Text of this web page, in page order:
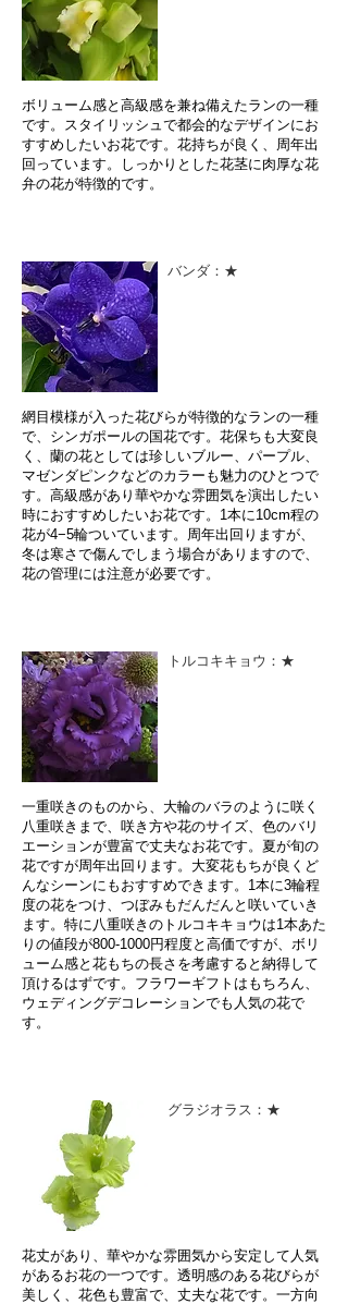
ボリューム感と高級感を兼ね備えたランの一種
です。スタイリッシュで都会的なデザインにお
すすめしたいお花です。花持ちが良く、周年出
回っています。しっかりとした花茎に肉厚な花
弁の花が特徴的です。
バンダ：★
網目模様が入った花びらが特徴的なランの一種
で、シンガポールの国花です。花保ちも大変良
く、蘭の花としては珍しいブルー、パープル、
マゼンダピンクなどのカラーも魅力のひとつで
す。高級感があり華やかな雰囲気を演出したい
時におすすめしたいお花です。1本に10cm程の
花が4−5輪ついています。周年出回りますが、
冬は寒さで傷んでしまう場合がありますので、
花の管理には注意が必要です。
トルコキキョウ：★
一重咲きのものから、大輪のバラのように咲く
八重咲きまで、咲き方や花のサイズ、色のバリ
エーションが豊富で丈夫なお花です。夏が旬の
花ですが周年出回ります。大変花もちが良くど
んなシーンにもおすすめできます。1本に3輪程
度の花をつけ、つぼみもだんだんと咲いていき
ます。特に八重咲きのトルコキキョウは1本あた
りの値段が800-1000円程度と高価ですが、ボリ
ューム感と花もちの長さを考慮すると納得して
頂けるはずです。フラワーギフトはもちろん、
ウェディングデコレーションでも人気の花で
す。
グラジオラス：★
花丈があり、華やかな雰囲気から安定して人気
があるお花の一つです。透明感のある花びらが
美しく、花色も豊富で、丈夫な花です。一方向